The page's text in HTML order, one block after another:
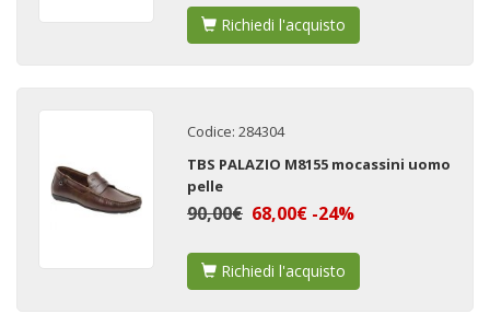
Richiedi l'acquisto
Codice: 284304
TBS PALAZIO M8155 mocassini uomo
pelle
90,00€ 68,00€ -24%
Richiedi l'acquisto